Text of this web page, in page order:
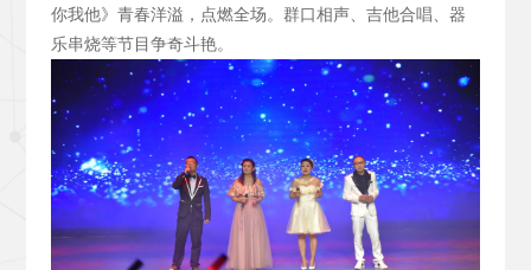
你我他》青春洋溢，点燃全场。群口相声、吉他合唱、器
乐串烧等节目争奇斗艳。